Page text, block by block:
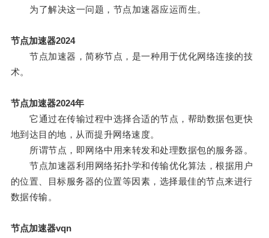
为了解决这一问题，节点加速器应运而生。
节点加速器2024
节点加速器，简称节点，是一种用于优化网络连接的技
术。
节点加速器2024年
它通过在传输过程中选择合适的节点，帮助数据包更快
地到达目的地，从而提升网络速度。
所谓节点，即网络中用来转发和处理数据包的服务器。
节点加速器利用网络拓扑学和传输优化算法，根据用户
的位置、目标服务器的位置等因素，选择最佳的节点来进行
数据传输。
节点加速器vqn